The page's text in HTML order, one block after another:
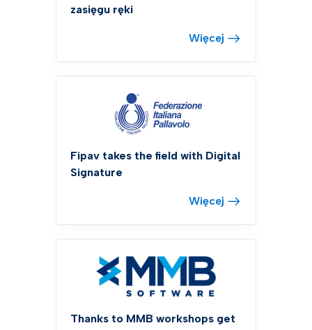
zasięgu ręki
Więcej
Fipav takes the field with Digital
Signature
Więcej
Thanks to MMB workshops get